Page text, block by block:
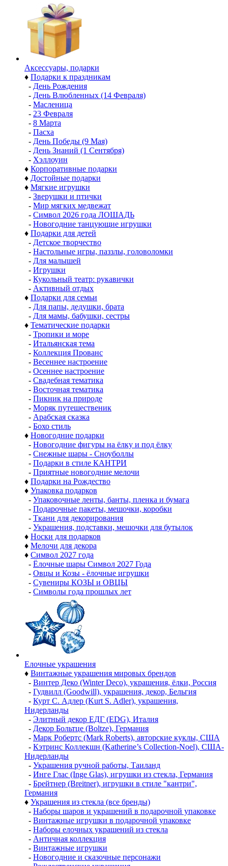
Аксессуары, подарки
♦ Подарки к праздникам
- День Рождения
- День Влюбленных (14 Февраля)
- Масленица
- 23 Февраля
- 8 Марта
- Пасха
- День Победы (9 Мая)
- День Знаний (1 Сентября)
- Хэллоуин
♦ Корпоративные подарки
♦ Достойные подарки
♦ Мягкие игрушки
- Зверушки и птички
- Мир мягких медвежат
- Символ 2026 года ЛОШАДЬ
- Новогодние танцующие игрушки
♦ Подарки для детей
- Детское творчество
- Настольные игры, паззлы, головоломки
- Для малышей
- Игрушки
- Кукольный театр: рукавички
- Активный отдых
♦ Подарки для семьи
- Для папы, дедушки, брата
- Для мамы, бабушки, сестры
♦ Тематические подарки
- Тропики и море
- Итальянская тема
- Коллекция Прованс
- Весеннее настроение
- Осеннее настроение
- Свадебная тематика
- Восточная тематика
- Пикник на природе
- Моряк путешественик
- Арабская сказка
- Бохо стиль
♦ Новогодние подарки
- Новогодние фигуры на ёлку и под ёлку
- Снежные шары - Сноуболлы
- Подарки в стиле КАНТРИ
- Приятные новогодние мелочи
♦ Подарки на Рождество
♦ Упаковка подарков
- Упаковочные ленты, банты, пленка и бумага
- Подарочные пакеты, мешочки, коробки
- Ткани для декорирования
- Украшения, подставки, мешочки для бутылок
♦ Носки для подарков
♦ Мелочи для декора
♦ Символ 2027 года
- Ёлочные шары Символ 2027 Года
- Овцы и Козы - ёлочные игрушки
- Сувениры КОЗЫ и ОВЦЫ
- Символы года прошлых лет
Елочные украшения
♦ Винтажные украшения мировых брендов
- Винтер Деко (Winter Deco), украшения, ёлки, Россия
- Гудвилл (Goodwill), украшения, декор, Бельгия
- Курт С. Адлер (Kurt S. Adler), украшения,
Нидерланды
- Элитный декор ЕДГ (EDG), Италия
- Декор Больтце (Boltze), Германия
- Марк Робертс (Mark Roberts), авторские куклы, США
- Кэтринс Коллекшн (Katherine’s Collection-Noel), США-
Нидерланды
- Украшения ручной работы, Таиланд
- Инге Глас (Inge Glas), игрушки из стекла, Германия
- Брейтнер (Breitner), игрушки в стиле "кантри",
Германия
♦ Украшения из стекла (все бренды)
- Наборы шаров и украшений в подарочной упаковке
- Винтажные игрушки в подарочной упаковке
- Наборы елочных украшений из стекла
- Античная коллекция
- Винтажные игрушки
- Новогодние и сказочные персонажи